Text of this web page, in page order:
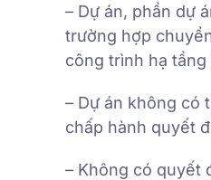
– Dự án, phần dự
trường hợp
công trình hạ
– Dự án không có
chấp hành quyết
– Không có quyết